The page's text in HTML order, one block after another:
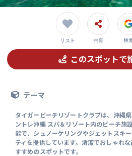
リスト 共有 検
このスポットで
テーマ
タイガービーチリゾートクラブは、沖縄
ントレ沖縄 スパ＆リゾート内のビーチ施
能で、シュノーケリングやジェットスキ
ティを提供しています。清潔でおしゃれ
すすめのスポットです。